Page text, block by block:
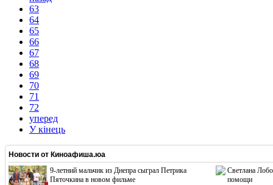
63
64
65
66
67
68
69
70
71
72
уперед
У кінець
Новости от Киноафиша.юа
9-летний мальчик из Днепра сыграл Петрика
Пяточкина в новом фильме
Светлана
помощи